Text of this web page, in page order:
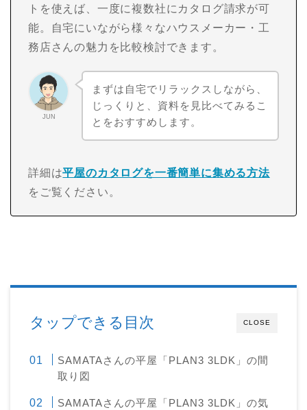
トを使えば、一度に複数社にカタログ請求が可
能。自宅にいながら様々なハウスメーカー・工
務店さんの魅力を比較検討できます。
JUN
まずは自宅でリラックスしながら、
じっくりと、資料を見比べてみるこ
とをおすすめします。
詳細は平屋のカタログを一番簡単に集める方法
をご覧ください。
CLOSE
タップできる目次
SAMATAさんの平屋「PLAN3 3LDK」の間
取り図
SAMATAさんの平屋「PLAN3 3LDK」の気